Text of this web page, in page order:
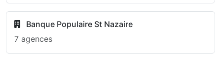
Banque Populaire St Nazaire
7 agences